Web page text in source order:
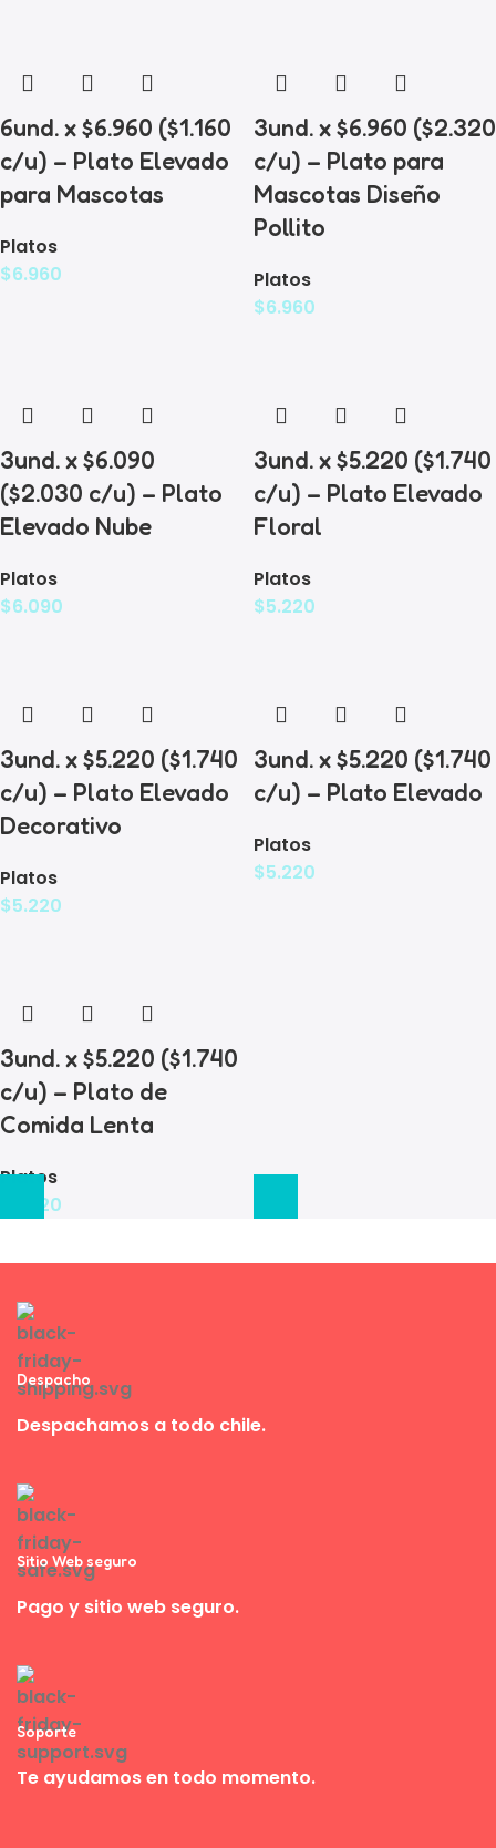
6und. x $6.960 ($1.160
c/u) – Plato Elevado
para Mascotas
Platos
$6.960
3und. x $6.960 ($2.320
c/u) – Plato para
Mascotas Diseño
Pollito
Platos
$6.960
3und. x $6.090
($2.030 c/u) – Plato
Elevado Nube
Platos
$6.090
3und. x $5.220 ($1.740
c/u) – Plato Elevado
Floral
Platos
$5.220
3und. x $5.220 ($1.740
c/u) – Plato Elevado
Decorativo
Platos
$5.220
3und. x $5.220 ($1.740
c/u) – Plato Elevado
Platos
$5.220
3und. x $5.220 ($1.740
c/u) – Plato de
Comida Lenta
Platos
5.220
Despacho
Despachamos a todo chile.
Sitio Web seguro
Pago y sitio web seguro.
Soporte
Te ayudamos en todo momento.